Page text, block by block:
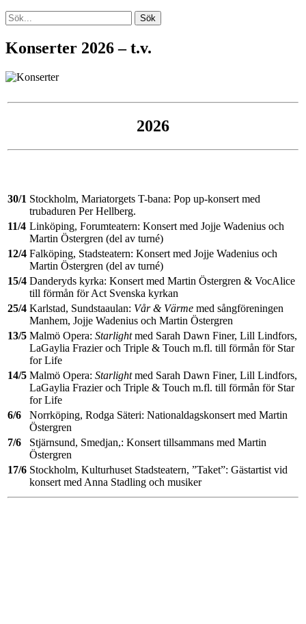
Search
Sök
efter:
[label]
Konserter 2026 – t.v.
2026
30/1 Stockholm, Mariatorgets T-bana: Pop up-konsert med
trubaduren Per Hellberg.
11/4 Linköping, Forumteatern: Konsert med Jojje Wadenius och
Martin Östergren (del av turné)
12/4 Falköping, Stadsteatern: Konsert med Jojje Wadenius och
Martin Östergren (del av turné)
15/4 Danderyds kyrka: Konsert med Martin Östergren & VocAlice
till förmån för Act Svenska kyrkan
25/4 Karlstad, Sundstaaulan: Vår & Värme med sångföreningen
Manhem, Jojje Wadenius och Martin Östergren
13/5 Malmö Opera: Starlightmed Sarah Dawn Finer, Lill Lindfors,
LaGaylia Frazier och Triple & Touch m.fl. till förmån för Star
for Life
14/5 Malmö Opera: Starlightmed Sarah Dawn Finer, Lill Lindfors,
LaGaylia Frazier och Triple & Touch m.fl. till förmån för Star
for Life
6/6
Norrköping, Rodga Säteri: Nationaldagskonsert med Martin
Östergren
7/6
Stjärnsund, Smedjan,: Konsert tillsammans med Martin
Östergren
17/6 Stockholm, Kulturhuset Stadsteatern, ”Taket”: Gästartist vid
konsert med Anna Stadling och musiker